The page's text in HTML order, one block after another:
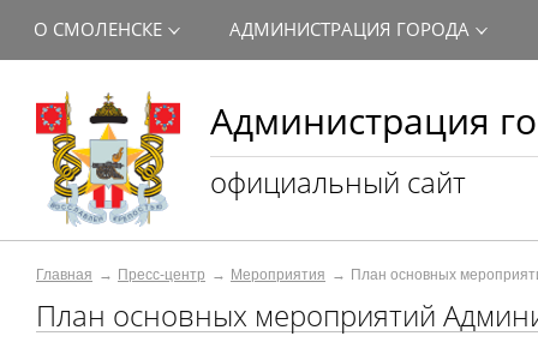
Администрация
официальный сайт
О СМОЛЕНСКЕ АДМИНИСТРАЦИЯ ГОРОДА
Главная Пресс-центр Мероприятия План основных
План основных мероприятий